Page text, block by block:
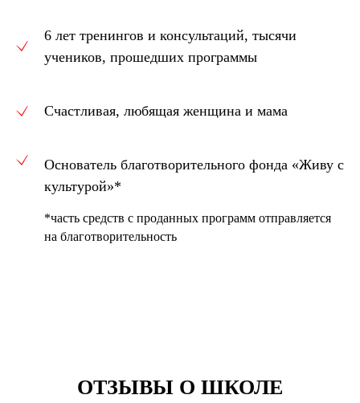
6 лет тренингов и консультаций, тысячи
учеников, прошедших программы
Счастливая, любящая женщина и мама
Основатель благотворительного фонда «Живу с
культурой»*
*часть средств с проданных программ отправляется
на благотворительность
ОТЗЫВЫ О ШКОЛЕ